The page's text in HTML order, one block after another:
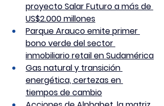
proyecto Salar Futuro a más de
US$2.000 millones
Parque Arauco emite primer
bono verde del sector
inmobiliario retail en Sudamérica
Gas natural y transición
energética, certezas en
tiempos de cambio